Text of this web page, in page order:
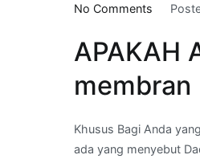
No Comments
di
–
APAKAH
membran
Khusus Bagi Anda
ada yang menyebut